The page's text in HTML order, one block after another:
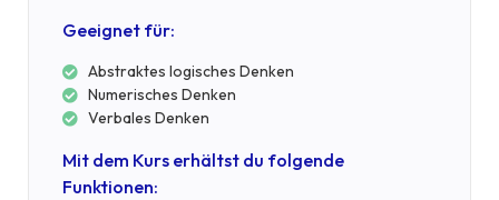
Geeignet für:
Abstraktes logisches Denken
Numerisches Denken
Verbales Denken
Mit dem Kurs erhältst du folgende
Funktionen: